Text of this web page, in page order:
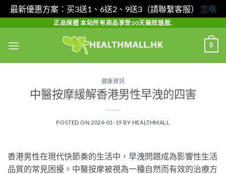
最新優惠方案：买3送1、6送2、9送3（請聯繫客服） 忽略
content
正品保證 本站所有商品享受30天無效退款.
0
健康資訊
中醫按摩緩解香港男性早洩的四害
POSTED ON 2024-01-19 BY HEALTHMALL
香港男性在現代快節奏的生活中， 早洩問題成為影響性生活
品質的常見困擾。中醫按摩被視為一種自然而有效的治療方